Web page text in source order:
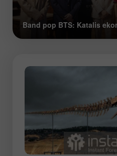
Band pop BTS: Katalis